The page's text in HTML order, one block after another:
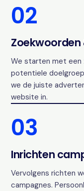
02
Zoekwoorden
We starten met een
potentiele
we de juiste
website in.
03
Inrichten
Vervolgens richten
campagnes.